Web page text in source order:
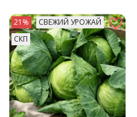
21%
СВЕЖИЙ УРОЖАЙ
СКП